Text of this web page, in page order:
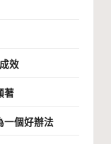
效
著
一個好辦法